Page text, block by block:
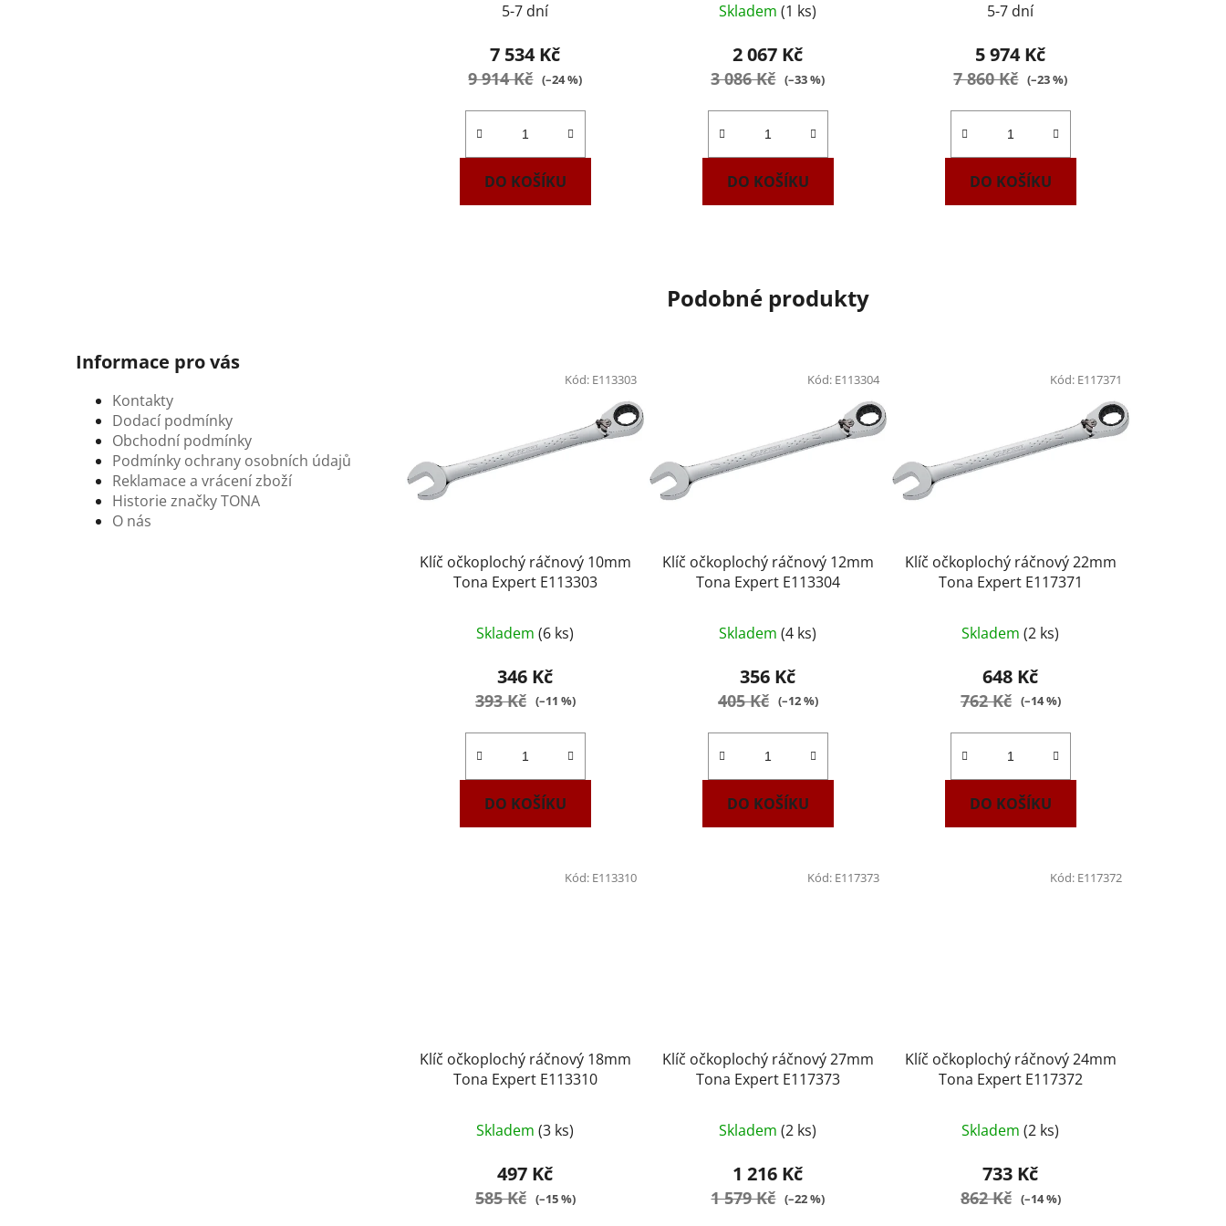
Informace pro vás
Kontakty
Dodací podmínky
Obchodní podmínky
Podmínky ochrany osobních údajů
Reklamace a vrácení zboží
Historie značky TONA
O nás
5-7 dní
7 534 Kč
9 914 Kč (–24 %)
DO KOŠÍKU
Skladem(1 ks)
2 067 Kč
3 086 Kč (–33 %)
DO KOŠÍKU
5-7 dní
5 974 Kč
7 860 Kč (–23 %)
DO KOŠÍKU
Podobné produkty
Klíč očkoplochý ráčnový 10mm
Tona Expert E113303
Skladem(6 ks)
346 Kč
393 Kč (–11 %)
DO KOŠÍKU
Kód: E113303
Klíč očkoplochý ráčnový 12mm
Tona Expert E113304
Skladem(4 ks)
356 Kč
405 Kč (–12 %)
DO KOŠÍKU
Kód: E113304
Klíč očkoplochý ráčnový 22mm
Tona Expert E117371
Skladem(2 ks)
648 Kč
762 Kč (–14 %)
DO KOŠÍKU
Kód: E117371
Klíč očkoplochý ráčnový 18mm
Tona Expert E113310
Skladem(3 ks)
497 Kč
585 Kč (–15 %)
Kód: E113310
Klíč očkoplochý ráčnový 27mm
Tona Expert E117373
Skladem(2 ks)
1 216 Kč
1 579 Kč (–22 %)
Kód: E117373
Klíč očkoplochý ráčnový 24mm
Tona Expert E117372
Skladem(2 ks)
733 Kč
862 Kč (–14 %)
Kód: E117372